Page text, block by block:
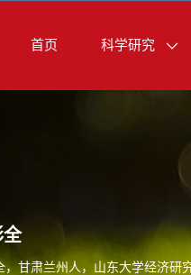
首页 科学研究
全
，甘肃兰州人，山东大学经济研